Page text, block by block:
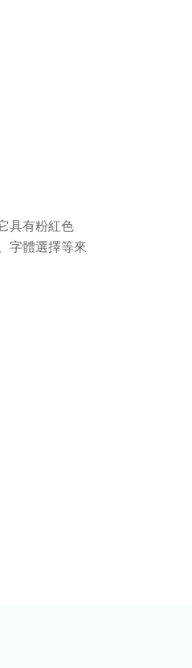
具有粉紅色
字體選擇等來